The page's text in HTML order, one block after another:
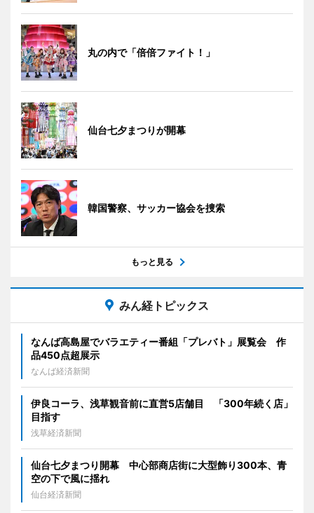
丸の内で「倍倍ファイト！」
仙台七夕まつりが開幕
韓国警察、サッカー協会を捜索
もっと見る
みん経トピックス
なんば高島屋でバラエティー番組「プレバト」展覧会 作
品450点超展示
なんば経済新聞
伊良コーラ、浅草観音前に直営5店舗目 「300年続く店」
目指す
浅草経済新聞
仙台七夕まつり開幕 中心部商店街に大型飾り300本、青
空の下で風に揺れ
仙台経済新聞